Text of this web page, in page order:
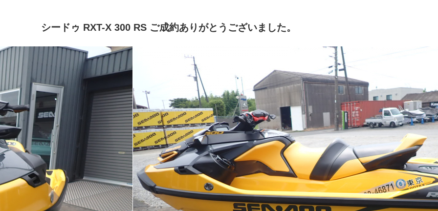
シードゥ RXT-X 300 RS ご成約ありがとうございました。